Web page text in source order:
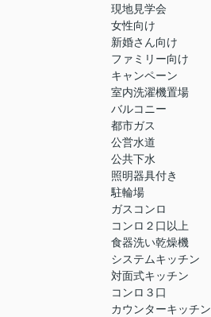
現地見学会
女性向け
新婚さん向け
ファミリー向け
キャンペーン
室内洗濯機置場
バルコニー
都市ガス
公営水道
公共下水
照明器具付き
駐輪場
ガスコンロ
コンロ２口以上
食器洗い乾燥機
システムキッチン
対面式キッチン
コンロ３口
カウンターキッチン